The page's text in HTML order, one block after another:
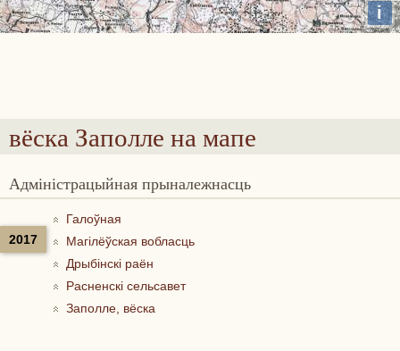
i
вёска Заполле на мапе
Адміністрацыйная прыналежнасць
2017
Галоўная
Магілёўская вобласць
Дрыбінскі раён
Расненскі сельсавет
Заполле, вёска